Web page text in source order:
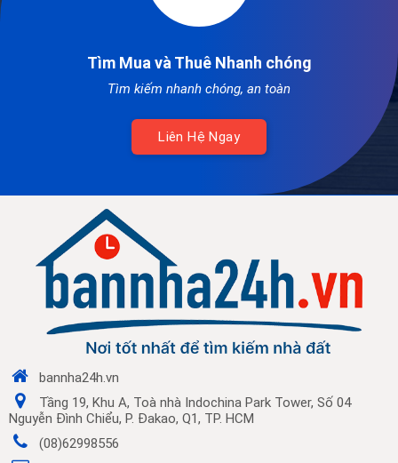
Tìm Mua và Thuê Nhanh chóng
Tìm kiếm nhanh chóng, an toàn
Liên Hệ Ngay
bannha24h.vn
Tầng 19, Khu A, Toà nhà Indochina Park Tower, Số 04
Nguyễn Đình Chiểu, P. Đakao, Q1, TP. HCM
(08)62998556